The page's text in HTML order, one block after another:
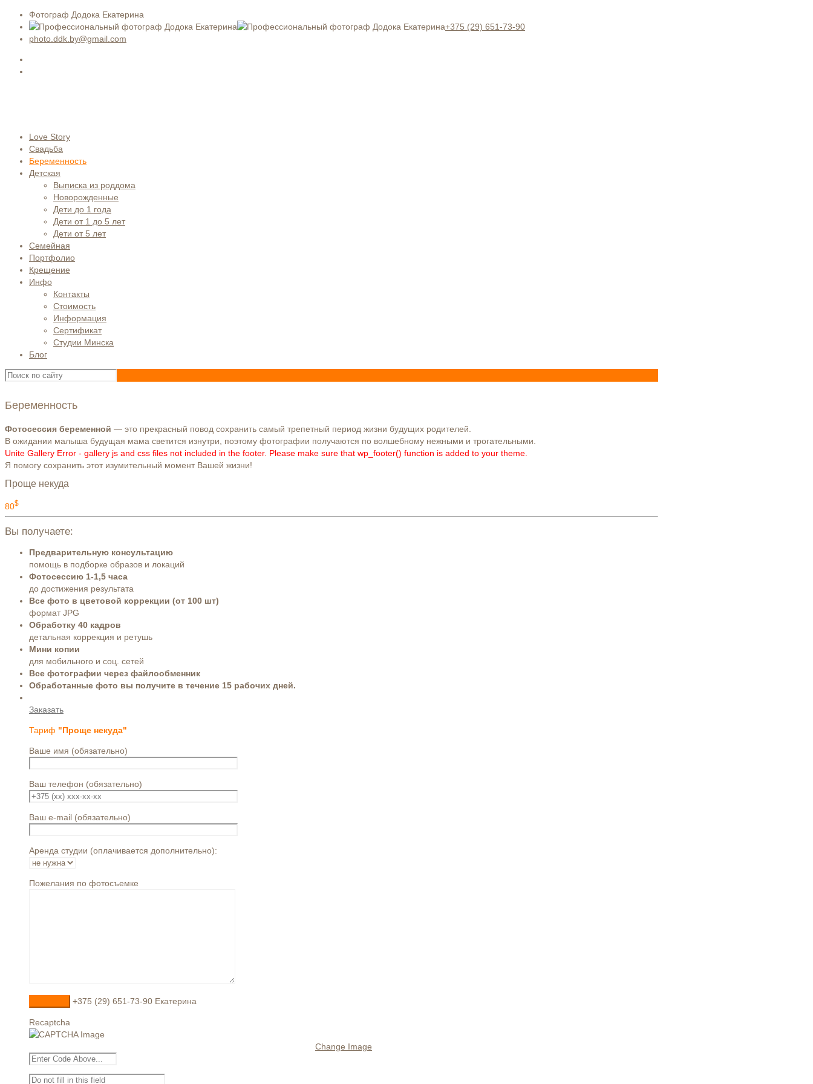
Фотограф Додока Екатерина
+375 (29) 651-73-90
photo.ddk.by@gmail.com
Love Story
Свадьба
Беременность
Детская
Выписка из роддома
Новорожденные
Дети до 1 года
Дети от 1 до 5 лет
Дети от 5 лет
Семейная
Портфолио
Крещение
Инфо
Контакты
Стоимость
Информация
Сертификат
Студии Минска
Блог
Беременность
Фотосессия беременной — это прекрасный повод сохранить самый трепетный период жизни будущих родителей.
В ожидании малыша будущая мама светится изнутри, поэтому фотографии получаются по волшебному нежными и трогательными.
Unite Gallery Error - gallery js and css files not included in the footer. Please make sure that wp_footer() function is added to your theme.
Я помогу сохранить этот изумительный момент Вашей жизни!
Проще некуда
80$
Вы получаете:
Предварительную консультацию
помощь в подборке образов и локаций
Фотосессию 1-1,5 часа
до достижения результата
Все фото в цветовой коррекции (от 100 шт)
формат JPG
Обработку 40 кадров
детальная коррекция и ретушь
Мини копии
для мобильного и соц. сетей
Все фотографии через файлообменник
Обработанные фото вы получите в течение 15 рабочих дней.
Заказать
Тариф "Проще некуда"
Ваше имя (обязательно)
Ваш телефон (обязательно)
Ваш e-mail (обязательно)
Аренда студии (оплачивается дополнительно):
Пожелания по фотосъемке
+375 (29) 651-73-90 Екатерина
Recaptcha
Change Image